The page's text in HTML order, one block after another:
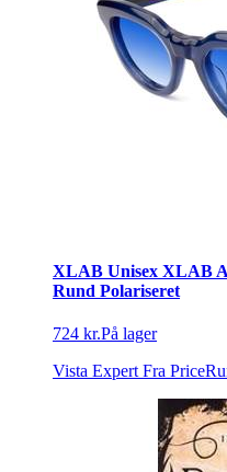
XLAB Unisex XLAB
Rund Polariseret
724 kr.På lager
Vista Expert Fra